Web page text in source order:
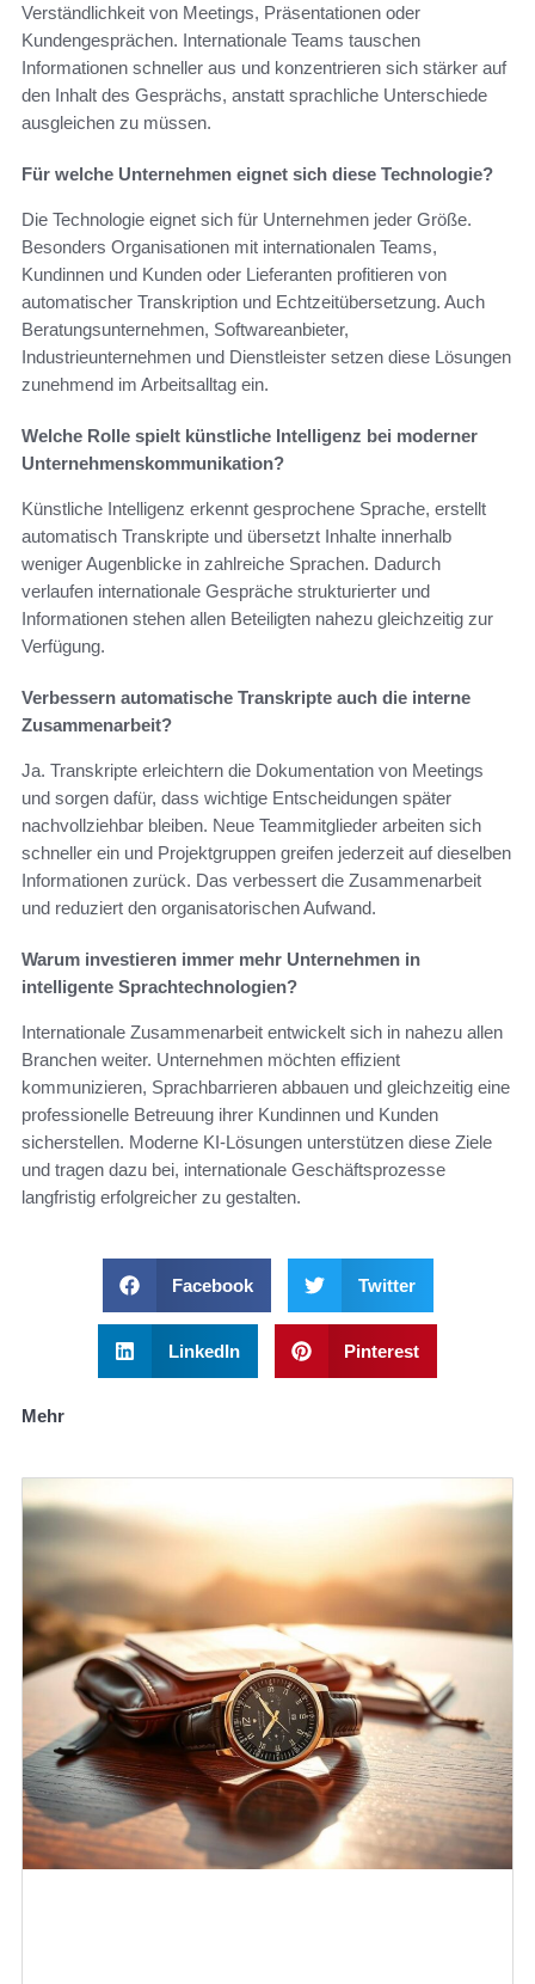
Verständlichkeit von Meetings, Präsentationen oder
Kundengesprächen. Internationale Teams tauschen
Informationen schneller aus und konzentrieren sich stärker auf
den Inhalt des Gesprächs, anstatt sprachliche Unterschiede
ausgleichen zu müssen.
Für welche Unternehmen eignet sich diese Technologie?
Die Technologie eignet sich für Unternehmen jeder Größe.
Besonders Organisationen mit internationalen Teams,
Kundinnen und Kunden oder Lieferanten profitieren von
automatischer Transkription und Echtzeitübersetzung. Auch
Beratungsunternehmen, Softwareanbieter,
Industrieunternehmen und Dienstleister setzen diese Lösungen
zunehmend im Arbeitsalltag ein.
Welche Rolle spielt künstliche Intelligenz bei moderner
Unternehmenskommunikation?
Künstliche Intelligenz erkennt gesprochene Sprache, erstellt
automatisch Transkripte und übersetzt Inhalte innerhalb
weniger Augenblicke in zahlreiche Sprachen. Dadurch
verlaufen internationale Gespräche strukturierter und
Informationen stehen allen Beteiligten nahezu gleichzeitig zur
Verfügung.
Verbessern automatische Transkripte auch die interne
Zusammenarbeit?
Ja. Transkripte erleichtern die Dokumentation von Meetings
und sorgen dafür, dass wichtige Entscheidungen später
nachvollziehbar bleiben. Neue Teammitglieder arbeiten sich
schneller ein und Projektgruppen greifen jederzeit auf dieselben
Informationen zurück. Das verbessert die Zusammenarbeit
und reduziert den organisatorischen Aufwand.
Warum investieren immer mehr Unternehmen in
intelligente Sprachtechnologien?
Internationale Zusammenarbeit entwickelt sich in nahezu allen
Branchen weiter. Unternehmen möchten effizient
kommunizieren, Sprachbarrieren abbauen und gleichzeitig eine
professionelle Betreuung ihrer Kundinnen und Kunden
sicherstellen. Moderne KI-Lösungen unterstützen diese Ziele
und tragen dazu bei, internationale Geschäftsprozesse
langfristig erfolgreicher zu gestalten.
Facebook Twitter
LinkedIn Pinterest
Mehr